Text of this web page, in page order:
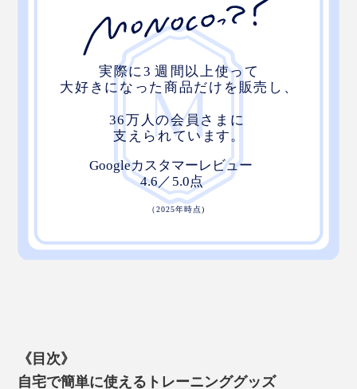
《目次》
自宅で簡単に使えるトレーニンググッズ